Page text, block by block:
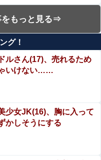
見よ！！！
型ザク」ってよく考える
化するわ」外国人さん
定売り切れ…
の子と即ハメできるの
チラ
ん、大サービスで本番
・・・
ニストップでトラック
ノ∇`）
総合病院の手術室の様
自殺動画
をもっと見る⇒
グ！
ルさん(17)、売れるため
いけない……
少女JK(16)、胸に入って
かしそうにする